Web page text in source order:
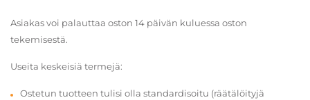
Asiakas voi palauttaa oston 14 päivän kuluessa oston
tekemisestä.
Useita keskeisiä termejä:
Ostetun tuotteen tulisi olla standardisoitu (räätälöityjä